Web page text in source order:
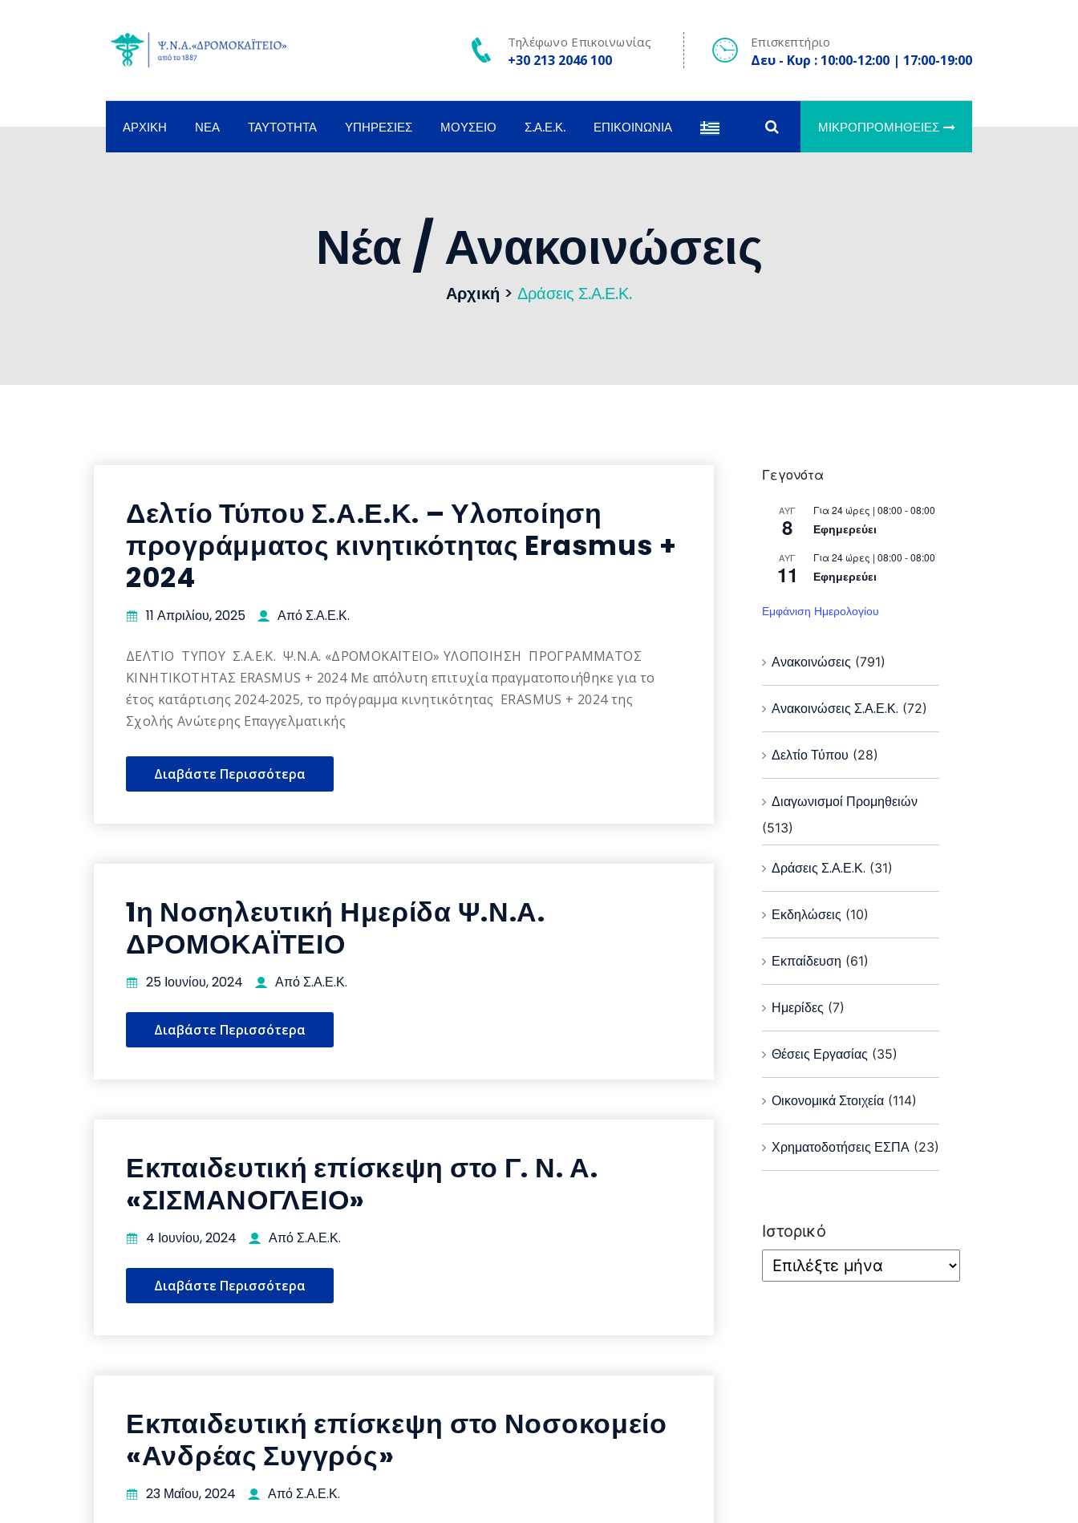
Τηλέφωνο Επικοινωνίας
+30 213 2046 100
Επισκεπτήριο
Δευ - Κυρ : 10:00-12:00 | 17:00-19:00
ΑΡΧΙΚΉ ΝΈΑ ΤΑΥΤΌΤΗΤΑ ΥΠΗΡΕΣΊΕΣ ΜΟΥΣΕΊΟ Σ.Α.Ε.Κ. ΕΠΙΚΟΙΝΩΝΊΑ ΜΙΚΡΟΠΡΟΜΉΘΕΙΕΣ
Νέα / Ανακοινώσεις
Αρχική > Δράσεις Σ.Α.Ε.Κ.
Δελτίο Τύπου Σ.Α.Ε.Κ. – Υλοποίηση
προγράμματος κινητικότητας Erasmus +
2024
11 Απριλίου, 2025 Από Σ.Α.Ε.Κ.
ΔΕΛΤΙΟ ΤΥΠΟΥ Σ.Α.Ε.Κ. Ψ.Ν.Α. «ΔΡΟΜΟΚΑΪΤΕΙΟ» ΥΛΟΠΟΙΗΣΗ ΠΡΟΓΡΑΜΜΑΤΟΣ
ΚΙΝΗΤΙΚΟΤΗΤΑΣ ERASMUS + 2024 Με απόλυτη επιτυχία πραγματοποιήθηκε για το
έτος κατάρτισης 2024-2025, το πρόγραμμα κινητικότητας ERASMUS + 2024 της
Σχολής Ανώτερης Επαγγελματικής
Διαβάστε Περισσότερα
1η Νοσηλευτική Ημερίδα Ψ.Ν.Α.
ΔΡΟΜΟΚΑΪΤΕΙΟ
25 Ιουνίου, 2024 Από Σ.Α.Ε.Κ.
Διαβάστε Περισσότερα
Εκπαιδευτική επίσκεψη στο Γ. Ν. Α.
«ΣΙΣΜΑΝΟΓΛΕΙΟ»
4 Ιουνίου, 2024 Από Σ.Α.Ε.Κ.
Διαβάστε Περισσότερα
Εκπαιδευτική επίσκεψη στο Νοσοκομείο
«Ανδρέας Συγγρός»
23 Μαΐου, 2024 Από Σ.Α.Ε.Κ.
Γεγονότα
ΑΥΓ
8
Για 24 ώρες | 08:00 - 08:00
Εφημερεύει
ΑΥΓ
11
Για 24 ώρες | 08:00 - 08:00
Εφημερεύει
Εμφάνιση Ημερολογίου
Ανακοινώσεις (791)
Ανακοινώσεις Σ.Α.Ε.Κ. (72)
Δελτίο Τύπου (28)
Διαγωνισμοί Προμηθειών
(513)
Δράσεις Σ.Α.Ε.Κ. (31)
Εκδηλώσεις (10)
Εκπαίδευση (61)
Ημερίδες (7)
Θέσεις Εργασίας (35)
Οικονομικά Στοιχεία(114)
Χρηματοδοτήσεις ΕΣΠΑ(23)
Ιστορικό